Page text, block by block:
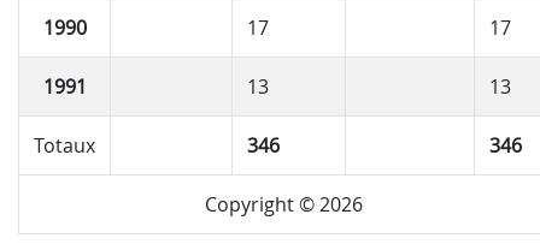
1990 17 17
1991 13 13
Totaux 346 346
Copyright © 2026